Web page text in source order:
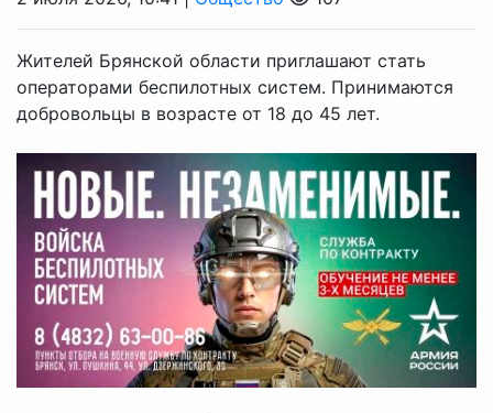
Жителей Брянской области приглашают стать
операторами беспилотных систем. Принимаются
добровольцы в возрасте от 18 до 45 лет.